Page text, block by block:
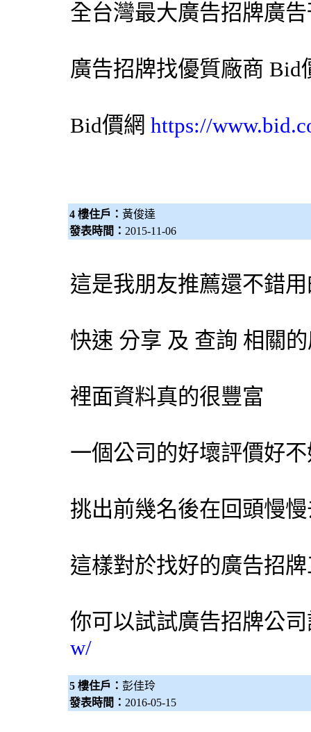
全台灣最大廣告招牌廣
廣告招牌找優質廠商 Bid
Bid價網 https://
4 樓住戶： 黃俊達
發表時間： 2015-11-06
這是我朋友推薦還不錯
快速 分享 及 查詢 相關
裡面資料真的很豐富
一個公司的好壞評價好
挑出前幾名後在回頭慢
這樣對於找好的廣告招
你可以試試廣告招牌公
w/
5 樓住戶： 彭佳玲
發表時間： 2016-05-15